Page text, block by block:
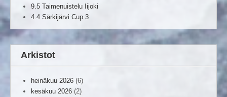
9.5 Taimenuistelu Iijoki
4.4 Särkijärvi Cup 3
Arkistot
heinäkuu 2026 (6)
kesäkuu 2026 (2)